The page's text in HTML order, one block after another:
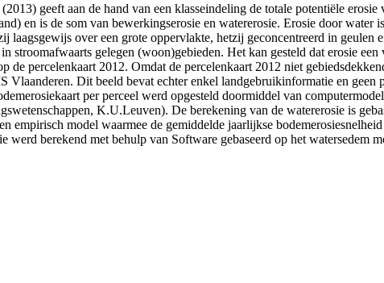
geeft aan de hand van een klasseindeling de totale potentiële
en is de som van bewerkingserosie en watererosie. Erosie door
laagsgewijs over een grote oppervlakte, hetzij geconcentreerd in
stroomafwaarts gelegen (woon)gebieden. Het kan gesteld dat erosie
de percelenkaart 2012. Omdat de percelenkaart 2012 niet
Vlaanderen. Dit beeld bevat echter enkel landgebruikinformatie en
per perceel werd opgesteld doormiddel van
K.U.Leuven). De berekening van de watererosie is
empirisch model waarmee de gemiddelde jaarlijkse
werd berekend met behulp van Software gebaseerd op het watersedem